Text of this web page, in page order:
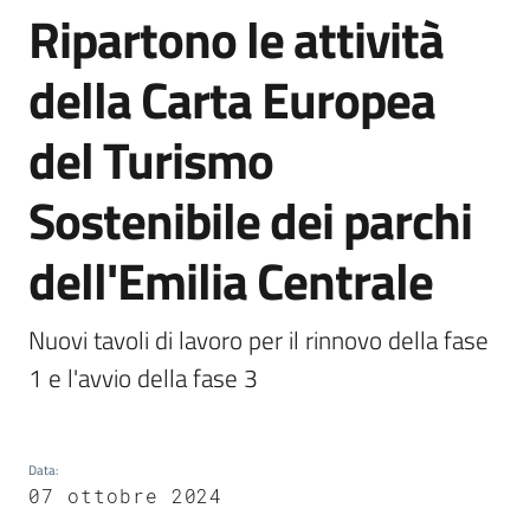
Servizi
Leggi
Bandi
Piani
Progetti
Seguici
Salta al contenuto
Ripartono le attività
della Carta Europea
del Turismo
Sostenibile dei parchi
dell'Emilia Centrale
Nuovi tavoli di lavoro per il rinnovo della fase
1 e l'avvio della fase 3
Data:
07 ottobre 2024